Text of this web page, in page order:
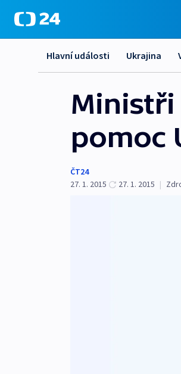
Hlavní události Ukrajina
Ministři
pomoc
ČT24
27. 1. 2015
27. 1. 2015 |